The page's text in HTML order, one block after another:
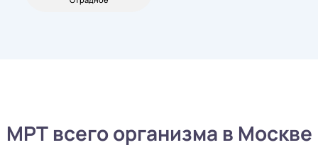
МРТ всего организма в Москве